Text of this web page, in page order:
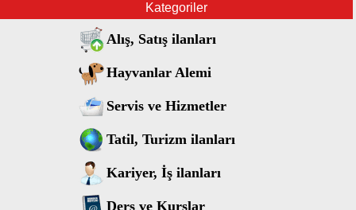
Kategoriler
Alış, Satış ilanları
Hayvanlar Alemi
Servis ve Hizmetler
Tatil, Turizm ilanları
Kariyer, İş ilanları
Ders ve Kurslar